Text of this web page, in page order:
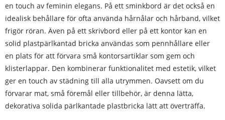
en touch av feminin elegans. På ett sminkbord är det också en
idealisk behållare för ofta använda hårnålar och hårband, vilket
frigör röran. Även på ett skrivbord eller på ett kontor kan en
solid plastpärlkantad bricka användas som pennhållare eller
en plats för att förvara små kontorsartiklar som gem och
klisterlappar. Den kombinerar funktionalitet med estetik, vilket
ger en touch av städning till alla utrymmen. Oavsett om du
förvarar mat, små föremål eller tillbehör, är denna lätta,
dekorativa solida pärlkantade plastbricka lätt att överträffa.